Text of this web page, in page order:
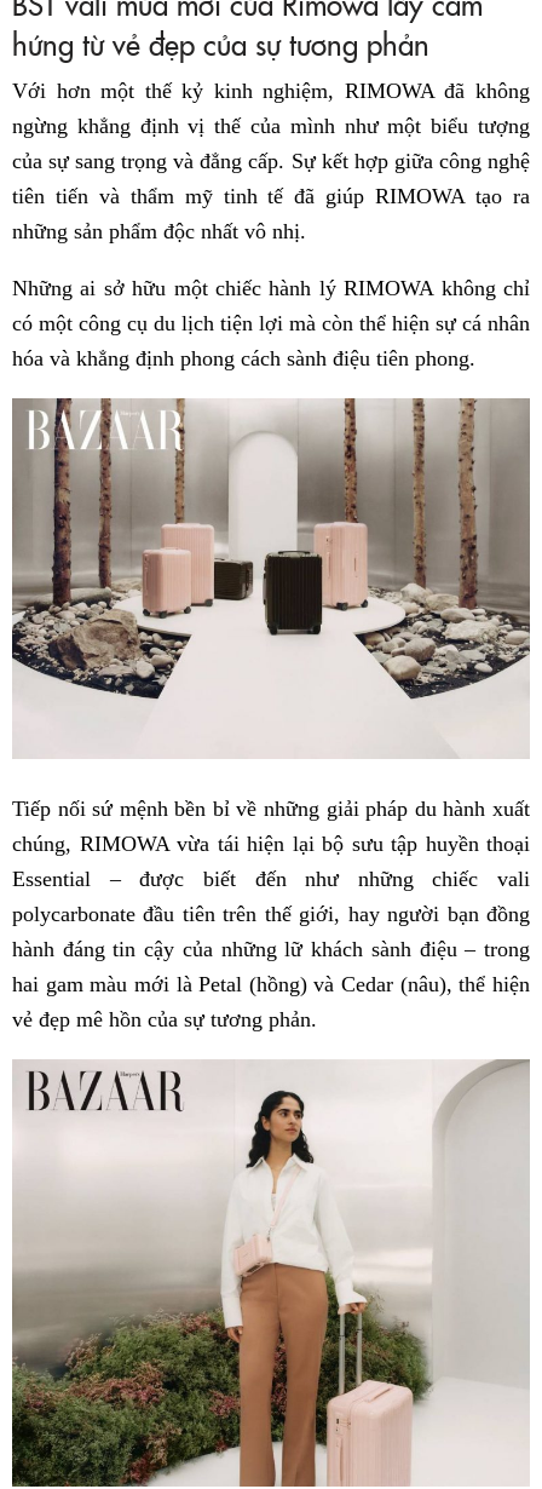
hứng từ vẻ đẹp của sự tương phản
Với hơn một thế kỷ kinh nghiệm, RIMOWA đã không
ngừng khẳng định vị thế của mình như một biểu tượng
của sự sang trọng và đẳng cấp. Sự kết hợp giữa công nghệ
tiên tiến và thẩm mỹ tinh tế đã giúp RIMOWA tạo ra
những sản phẩm độc nhất vô nhị.
Những ai sở hữu một chiếc hành lý RIMOWA không chỉ
có một công cụ du lịch tiện lợi mà còn thể hiện sự cá nhân
hóa và khẳng định phong cách sành điệu tiên phong.
Tiếp nối sứ mệnh bền bỉ về những giải pháp du hành xuất
chúng, RIMOWA vừa tái hiện lại bộ sưu tập huyền thoại
Essential – được biết đến như những chiếc vali
polycarbonate đầu tiên trên thế giới, hay người bạn đồng
hành đáng tin cậy của những lữ khách sành điệu – trong
hai gam màu mới là Petal (hồng) và Cedar (nâu), thể hiện
vẻ đẹp mê hồn của sự tương phản.